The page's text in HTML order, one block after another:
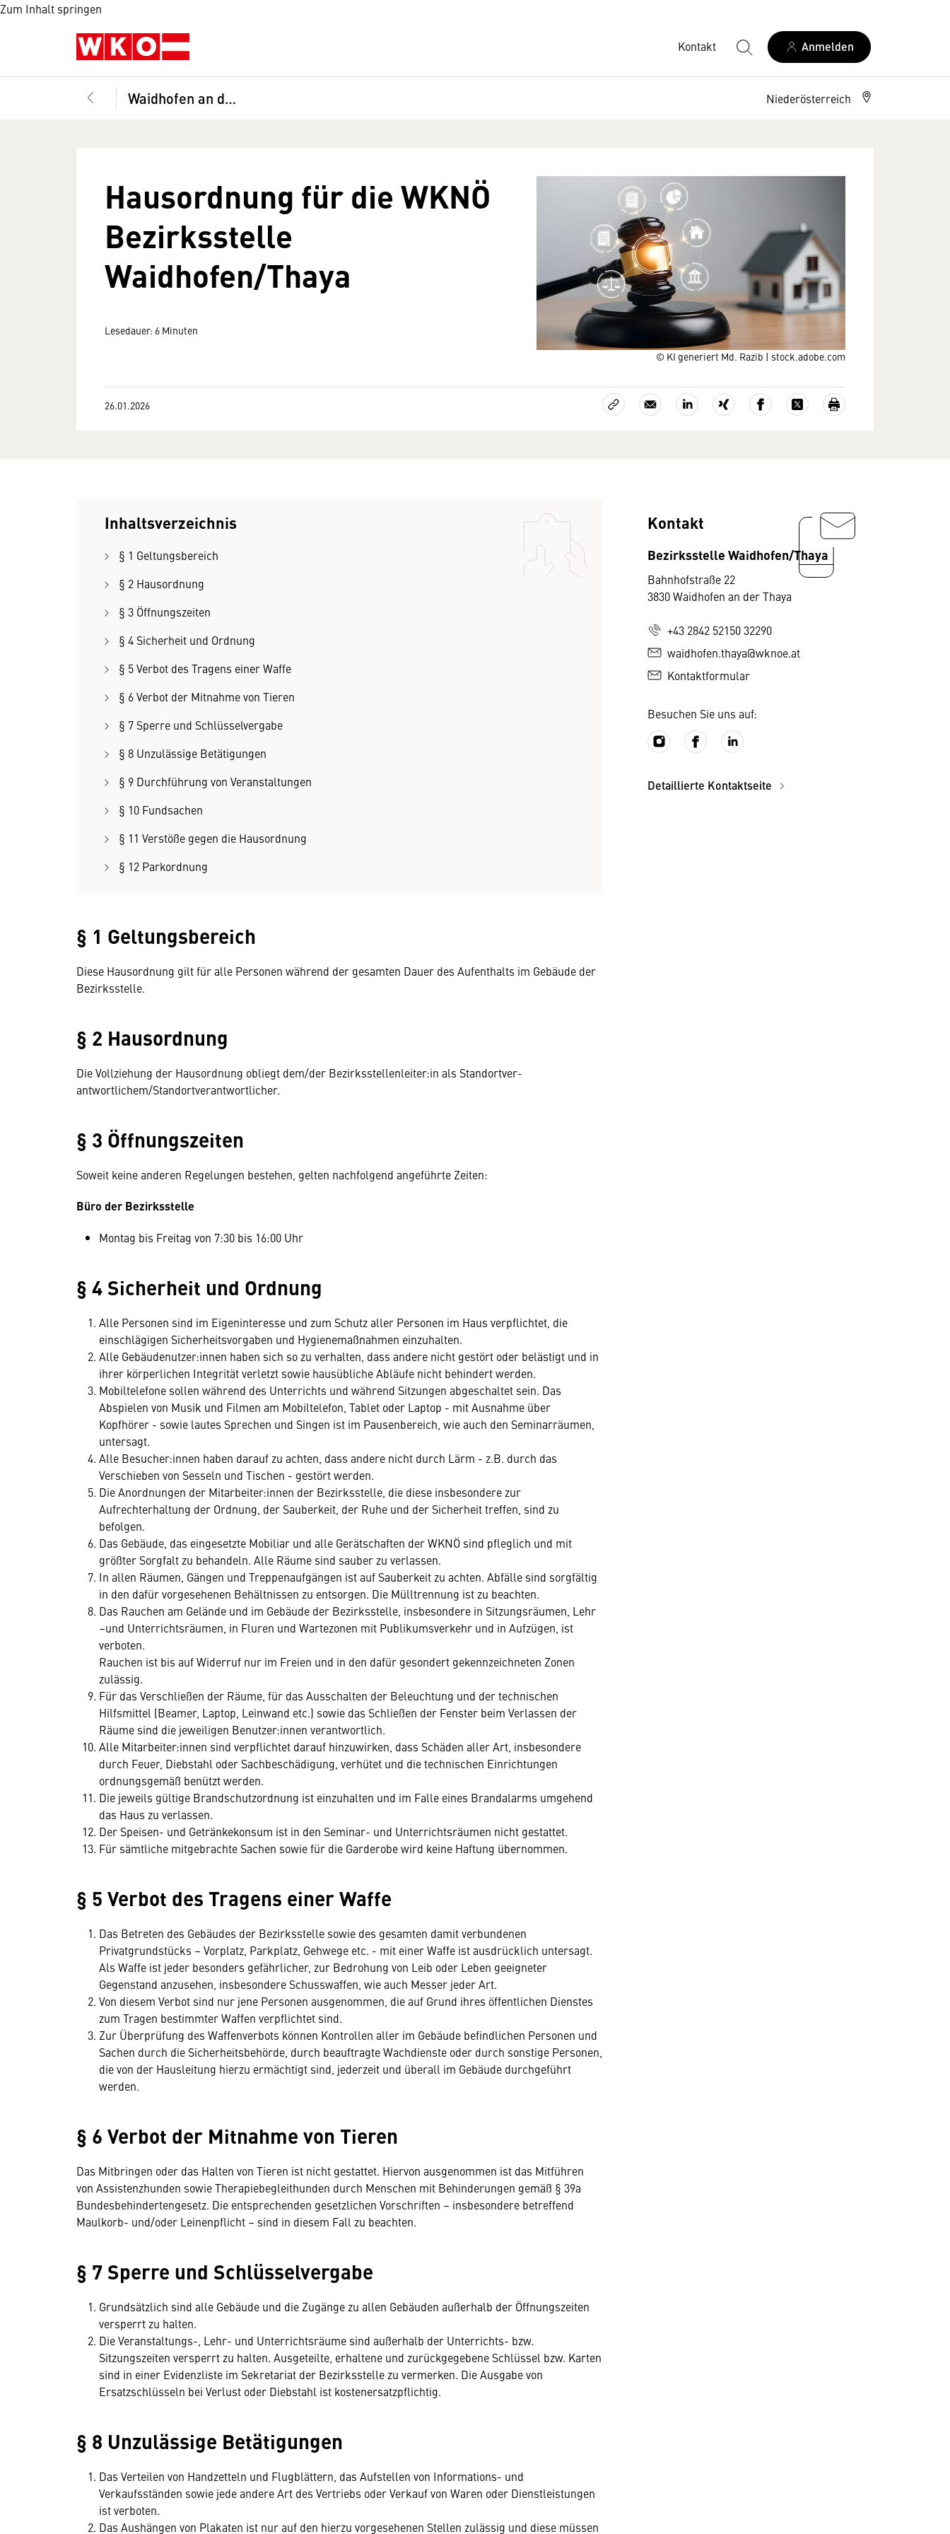
Zum Inhalt springen
Kontakt Anmelden
Waidhofen an der Thaya Niederösterreich
© KI generiert Md. Razib | stock.adobe.com
Hausordnung für die WKNÖ
Bezirksstelle
Waidhofen/Thaya
Lesedauer: 6 Minuten
26.01.2026
Inhaltsverzeichnis
§ 1 Geltungsbereich
§ 2 Hausordnung
§ 3 Öffnungszeiten
§ 4 Sicherheit und Ordnung
§ 5 Verbot des Tragens einer Waffe
§ 6 Verbot der Mitnahme von Tieren
§ 7 Sperre und Schlüsselvergabe
§ 8 Unzulässige Betätigungen
§ 9 Durchführung von Veranstaltungen
§ 10 Fundsachen
§ 11 Verstöße gegen die Hausordnung
§ 12 Parkordnung
§ 1 Geltungsbereich
Diese Hausordnung gilt für alle Personen während der gesamten Dauer des Aufenthalts im Gebäude der
Bezirksstelle.
§ 2 Hausordnung
Die Vollziehung der Hausordnung obliegt dem/der Bezirksstellenleiter:in als Standort­ver­
antwortlichem/Standortverantwortlicher.
§ 3 Öffnungszeiten
Soweit keine anderen Regelungen bestehen, gelten nachfolgend angeführte Zeiten:
Büro der Bezirksstelle
Montag bis Freitag von 7:30 bis 16:00 Uhr
§ 4 Sicherheit und Ordnung
Alle Personen sind im Eigeninteresse und zum Schutz aller Personen im Haus verpflichtet, die
einschlägigen Sicherheitsvorgaben und Hygienemaßnahmen einzuhalten.
Alle Gebäudenutzer:innen haben sich so zu verhalten, dass andere nicht gestört oder belästigt und in
ihrer körperlichen Integrität verletzt sowie hausübliche Abläufe nicht behindert werden.
Mobiltelefone sollen während des Unterrichts und während Sitzungen abgeschaltet sein. Das
Abspielen von Musik und Filmen am Mobiltelefon, Tablet oder Laptop - mit Ausnahme über
Kopfhörer - sowie lautes Sprechen und Singen ist im Pausenbereich, wie auch den Seminarräumen,
untersagt.
Alle Besucher:innen haben darauf zu achten, dass andere nicht durch Lärm - z.B. durch das
Verschieben von Sesseln und Tischen - gestört werden.
Die Anordnungen der Mitarbeiter:innen der Bezirksstelle, die diese insbesondere zur
Aufrechterhaltung der Ordnung, der Sauberkeit, der Ruhe und der Sicherheit treffen, sind zu
befolgen.
Das Gebäude, das eingesetzte Mobiliar und alle Gerätschaften der WKNÖ sind pfleglich und mit
größter Sorgfalt zu behandeln. Alle Räume sind sauber zu verlassen.
In allen Räumen, Gängen und Treppenaufgängen ist auf Sauberkeit zu achten. Abfälle sind sorgfältig
in den dafür vorgesehenen Behältnissen zu entsorgen. Die Mülltrennung ist zu beachten.
Das Rauchen am Gelände und im Gebäude der Bezirksstelle, insbesondere in Sitzungsräumen, Lehr
–und Unterrichtsräumen, in Fluren und Wartezonen mit Publikumsverkehr und in Aufzügen, ist
verboten.
Rauchen ist bis auf Widerruf nur im Freien und in den dafür gesondert gekennzeichneten Zonen
zulässig.
Für das Verschließen der Räume, für das Ausschalten der Beleuchtung und der technischen
Hilfsmittel (Beamer, Laptop, Leinwand etc.) sowie das Schließen der Fenster beim Verlassen der
Räume sind die jeweiligen Benutzer:innen verantwortlich.
Alle Mitarbeiter:innen sind verpflichtet darauf hinzuwirken, dass Schäden aller Art, insbesondere
durch Feuer, Diebstahl oder Sachbeschädigung, verhütet und die technischen Einrichtungen
ordnungsgemäß benützt werden.
Die jeweils gültige Brandschutzordnung ist einzuhalten und im Falle eines Brandalarms umgehend
das Haus zu verlassen.
Der Speisen- und Getränkekonsum ist in den Seminar- und Unterrichtsräumen nicht gestattet.
Für sämtliche mitgebrachte Sachen sowie für die Garderobe wird keine Haftung übernommen.
§ 5 Verbot des Tragens einer Waffe
Das Betreten des Gebäudes der Bezirksstelle sowie des gesamten damit verbundenen
Privatgrundstücks – Vorplatz, Parkplatz, Gehwege etc. - mit einer Waffe ist ausdrücklich untersagt.
Als Waffe ist jeder besonders gefährlicher, zur Bedrohung von Leib oder Leben geeigneter
Gegenstand anzusehen, insbesondere Schusswaffen, wie auch Messer jeder Art.
Von diesem Verbot sind nur jene Personen ausgenommen, die auf Grund ihres öffentlichen Dienstes
zum Tragen bestimmter Waffen verpflichtet sind.
Zur Überprüfung des Waffenverbots können Kontrollen aller im Gebäude befindlichen Personen und
Sachen durch die Sicherheitsbehörde, durch beauftragte Wachdienste oder durch sonstige Personen,
die von der Hausleitung hierzu ermächtigt sind, jederzeit und überall im Gebäude durchgeführt
werden.
§ 6 Verbot der Mitnahme von Tieren
Das Mitbringen oder das Halten von Tieren ist nicht gestattet. Hiervon ausgenommen ist das Mitführen
von Assistenzhunden sowie Therapiebegleithunden durch Menschen mit Behinderungen gemäß § 39a
Bundesbehindertengesetz. Die entsprechenden gesetzlichen Vorschriften – insbesondere betreffend
Maulkorb- und/oder Leinenpflicht – sind in diesem Fall zu beachten.
§ 7 Sperre und Schlüsselvergabe
Grundsätzlich sind alle Gebäude und die Zugänge zu allen Gebäuden außerhalb der Öffnungszeiten
versperrt zu halten.
Die Veranstaltungs-, Lehr- und Unterrichtsräume sind außerhalb der Unterrichts- bzw.
Sitzungszeiten versperrt zu halten. Ausgeteilte, erhaltene und zurückgegebene Schlüssel bzw. Karten
sind in einer Evidenzliste im Sekretariat der Bezirksstelle zu vermerken. Die Ausgabe von
Ersatzschlüsseln bei Verlust oder Diebstahl ist kostenersatzpflichtig.
§ 8 Unzulässige Betätigungen
Das Verteilen von Handzetteln und Flugblättern, das Aufstellen von Informations- und
Verkaufsständen sowie jede andere Art des Vertriebs oder Verkauf von Waren oder Dienstleistungen
ist verboten.
Das Aushängen von Plakaten ist nur auf den hierzu vorgesehenen Stellen zulässig und diese müssen
Kontakt
Bezirksstelle Waidhofen/Thaya
Bahnhofstraße 22
3830 Waidhofen an der Thaya
+43 2842 52150 32290
waidhofen.thaya@wknoe.at
Kontaktformular
Besuchen Sie uns auf:
Detaillierte Kontaktseite